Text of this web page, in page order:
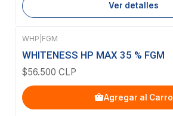
Ver detalles
WHP FGM
WHITENESS HP MAX 35 % FGM
$56.500 CLP
Agregar al Carro